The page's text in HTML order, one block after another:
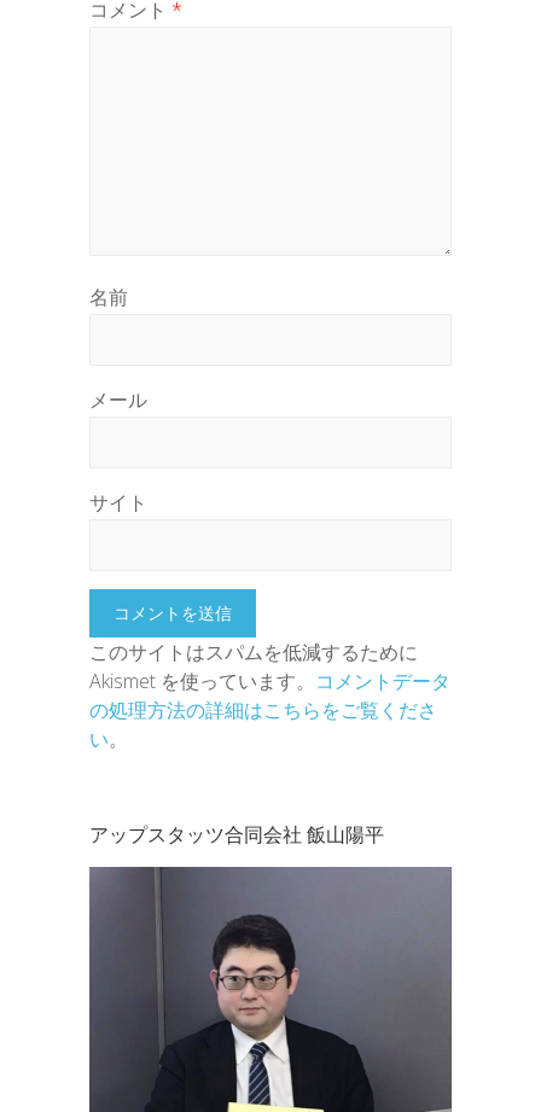
コメント *
名前
メール
サイト
このサイトはスパムを低減するために
Akismet を使っています。 コメントデータ
の処理方法の詳細はこちらをご覧くださ
い。
アップスタッツ合同会社 飯山陽平